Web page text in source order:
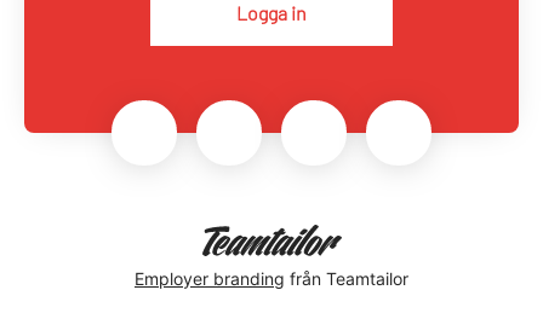
Logga in
Employer branding från Teamtailor